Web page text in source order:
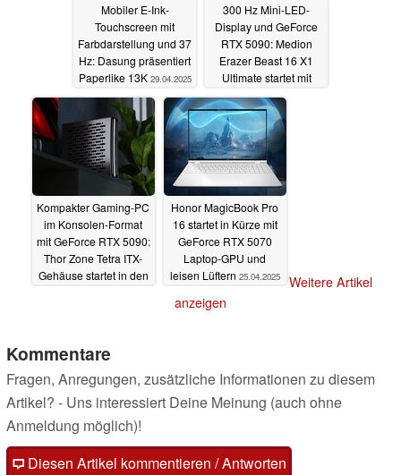
Mobiler E-Ink-
Touchscreen mit
Farbdarstellung und 37
Hz: Dasung präsentiert
Paperlike 13K 29.04.2025
300 Hz Mini-LED-
Display und GeForce
RTX 5090: Medion
Erazer Beast 16 X1
Ultimate startet mit
Wasserkühlung
28.04.2025
Kompakter Gaming-PC
im Konsolen-Format
mit GeForce RTX 5090:
Thor Zone Tetra ITX-
Gehäuse startet in den
Honor MagicBook Pro
16 startet in Kürze mit
GeForce RTX 5070
Laptop-GPU und
leisen Lüftern 25.04.2025
Weitere Artikel
anzeigen
Kommentare
Fragen, Anregungen, zusätzliche Informationen zu diesem
Artikel? - Uns interessiert Deine Meinung (auch ohne
Anmeldung möglich)!
Diesen Artikel kommentieren / Antworten